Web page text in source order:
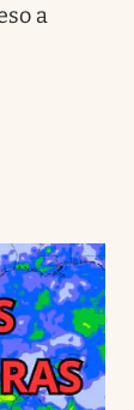
a